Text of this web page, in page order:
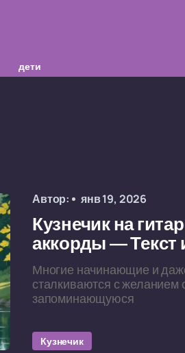
дети
Автор: янв 19, 2026
Кузнечик на
аккорды — Текст
Многие начинающие и
сталкиваются с желанием
запоминающуюся
Кузнечик